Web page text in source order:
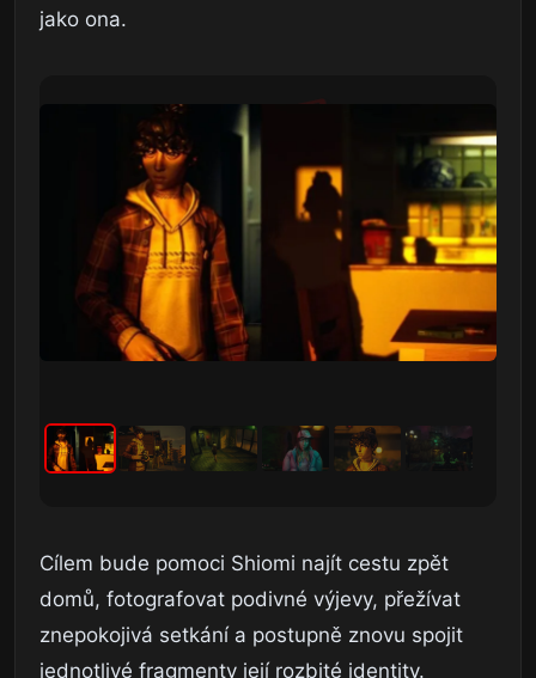
jako ona.
Cílem bude pomoci Shiomi najít cestu zpět
domů, fotografovat podivné výjevy, přežívat
znepokojivá setkání a postupně znovu spojit
jednotlivé fragmenty její rozbité identity.